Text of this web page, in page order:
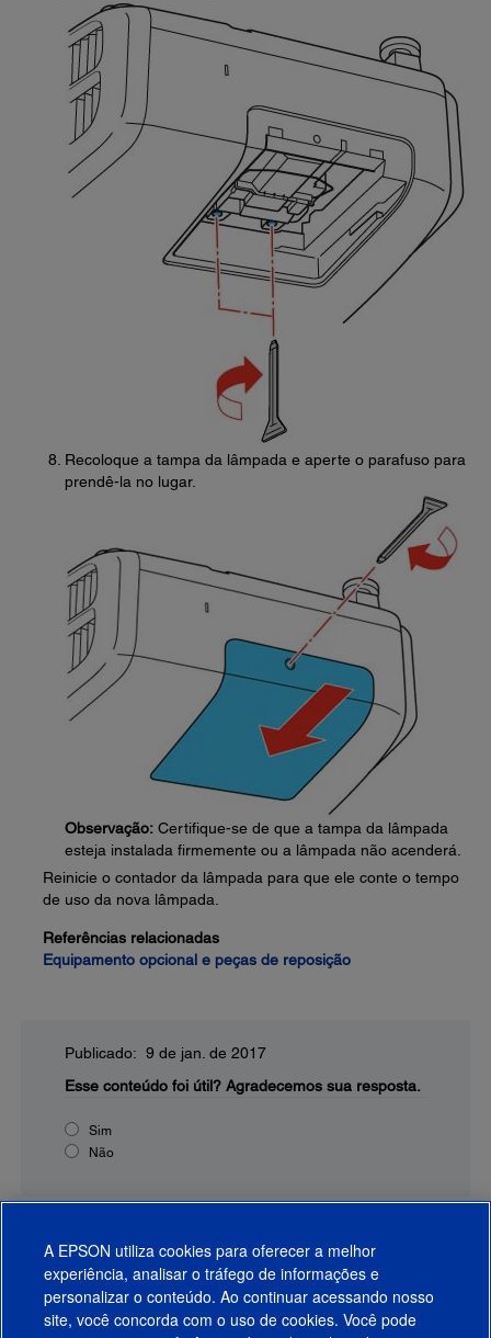
Recoloque a tampa da lâmpada e aperte o parafuso para
prendê-la no lugar.
Observação: Certifique-se de que a tampa da lâmpada
esteja instalada firmemente ou a lâmpada não acenderá.
Reinicie o contador da lâmpada para que ele conte o tempo
de uso da nova lâmpada.
Referências relacionadas
Equipamento opcional e peças de reposição
Publicado: 9 de jan. de 2017
Esse conteúdo foi útil? Agradecemos sua resposta.
Sim
Não
A EPSON utiliza cookies para oferecer a melhor
experiência, analisar o tráfego de informações e
personalizar o conteúdo. Ao continuar acessando nosso
site, você concorda com o uso de cookies. Você pode